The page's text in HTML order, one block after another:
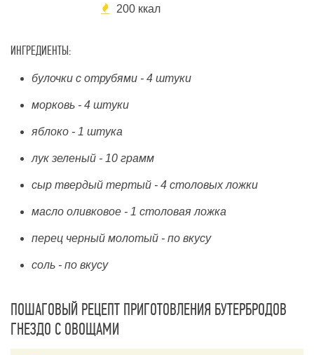
200 ккал
ИНГРЕДИЕНТЫ:
булочки с отрубями - 4 штуки
морковь - 4 штуки
яблоко - 1 штука
лук зеленый - 10 грамм
сыр твердый тертый - 4 столовых ложки
масло оливковое - 1 столовая ложка
перец черный молотый - по вкусу
соль - по вкусу
ПОШАГОВЫЙ РЕЦЕПТ ПРИГОТОВЛЕНИЯ БУТЕРБРОДОВ
ГНЕЗДО С ОВОЩАМИ